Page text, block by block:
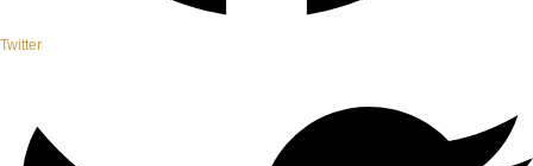
Twitter